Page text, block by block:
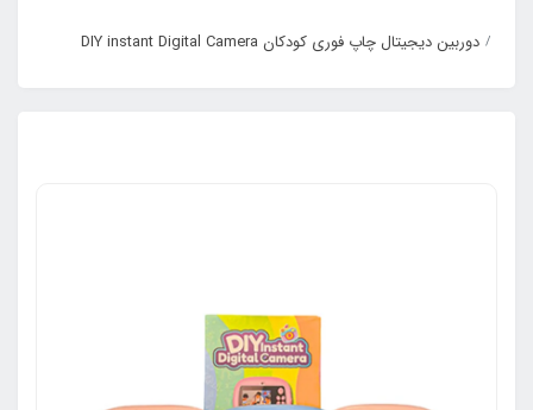
دوربین دیجیتال چاپ فوری کودکان DIY instant Digital Camera